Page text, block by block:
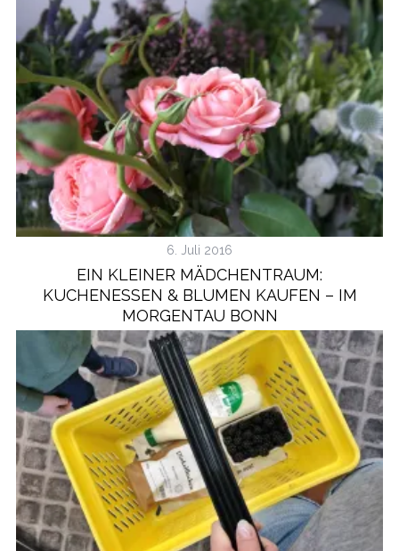
6. Juli 2016
EIN KLEINER MÄDCHENTRAUM:
KUCHENESSEN & BLUMEN KAUFEN – IM
MORGENTAU BONN